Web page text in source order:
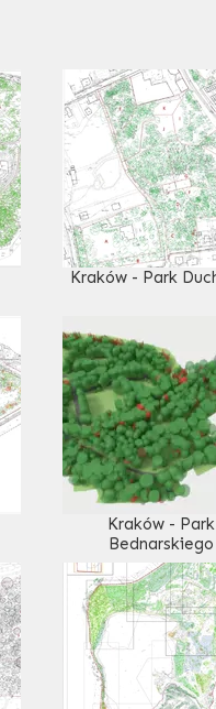
Kraków - Park
Kraków - Park
Bednarskiego